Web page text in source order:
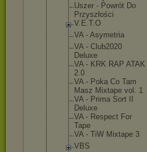
Uszer - Powrót Do
Przyszłości
V.E.T.O
VA - Asymetria
VA - Club2020
Deluxe
VA - KRK RAP ATAK
2.0
VA - Poka Co Tam
Masz Mixtape vol. 1
VA - Prima Sort II
Deluxe
VA - Respect For
Tape
VA - TiW Mixtape 3
VBS